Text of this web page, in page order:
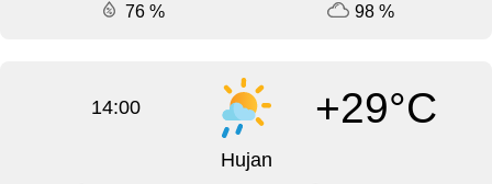
76 %
98 %
14:00 +29°C
Hujan